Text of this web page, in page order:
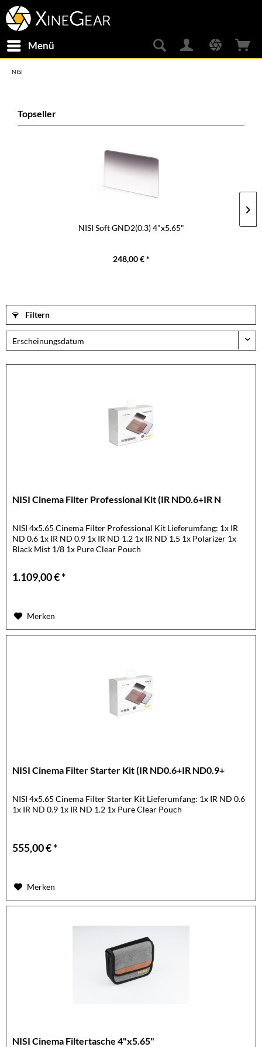
Menü
NISI
Topseller
NISI Soft GND2(0.3) 4"x5.65"
248,00 € *
Filtern
NISI Cinema Filter Professional Kit (IR ND0.6+IR N
NISI 4x5.65 Cinema Filter Professional Kit Lieferumfang: 1x IR
ND 0.6 1x IR ND 0.9 1x IR ND 1.2 1x IR ND 1.5 1x Polarizer 1x
Black Mist 1/8 1x Pure Clear Pouch
1.109,00 € *
Merken
NISI Cinema Filter Starter Kit (IR ND0.6+IR ND0.9+
NISI 4x5.65 Cinema Filter Starter Kit Lieferumfang: 1x IR ND 0.6
1x IR ND 0.9 1x IR ND 1.2 1x Pure Clear Pouch
555,00 € *
Merken
NISI Cinema Filtertasche 4"x5.65"